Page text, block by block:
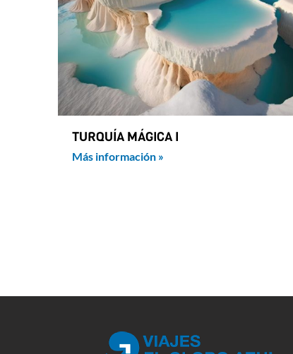
TURQUÍA MÁGICA I
Más información »